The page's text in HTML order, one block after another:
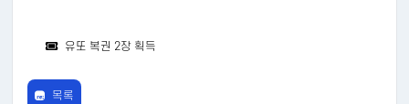
유또 복권 2장 획득
목록